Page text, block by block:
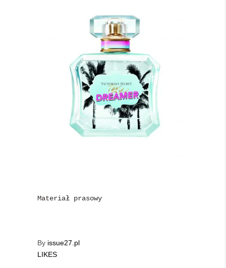
Materiał prasowy
By issue27.pl
LIKES